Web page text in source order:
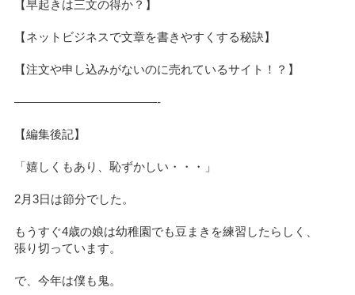
【早起きは三文の得か？】
【ネットビジネスで文章を書きやすくする秘訣】
【注文や申し込みがないのに売れているサイト！？】
————————————-
【編集後記】
「嬉しくもあり、恥ずかしい・・・」
2月3日は節分でした。
もうすぐ4歳の娘は幼稚園でも豆まきを練習したらしく、
張り切っています。
で、今年は僕も鬼。